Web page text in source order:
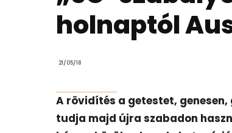
holnaptól
21/05/18
A rövidítés a getestet,
tudja majd újra szabadon